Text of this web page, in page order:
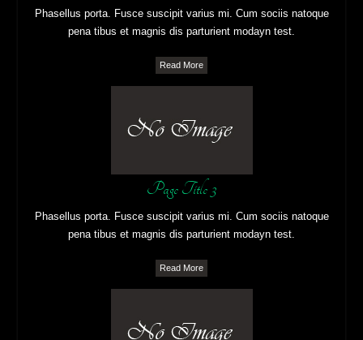
Phasellus porta. Fusce suscipit varius mi. Cum sociis natoque
pena tibus et magnis dis parturient modayn test.
Read More
Page Title 3
Phasellus porta. Fusce suscipit varius mi. Cum sociis natoque
pena tibus et magnis dis parturient modayn test.
Read More